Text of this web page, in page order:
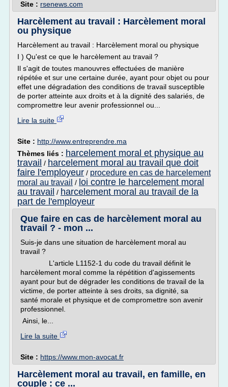
Site : rsenews.com
Harcèlement au travail : Harcèlement moral
ou physique
Harcèlement au travail : Harcèlement moral ou physique
I ) Qu'est ce que le harcèlement au travail ?
Il s'agit de toutes manouvres effectuées de manière
répétée et sur une certaine durée, ayant pour objet ou pour
effet une dégradation des conditions de travail susceptible
de porter atteinte aux droits et à la dignité des salariés, de
compromettre leur avenir professionnel ou...
Lire la suite
Site : http://www.entreprendre.ma
Thèmes liés : harcelement moral et physique au
travail / harcelement moral au travail que doit
faire l'employeur / procedure en cas de harcelement
moral au travail / loi contre le harcelement moral
au travail / harcelement moral au travail de la
part de l'employeur
Que faire en cas de harcèlement moral au
travail ? - mon ...
Suis-je dans une situation de harcèlement moral au
travail ?
L'article L1152-1 du code du travail définit le
harcèlement moral comme la répétition d'agissements
ayant pour but de dégrader les conditions de travail de la
victime, de porter atteinte à ses droits, sa dignité, sa
santé morale et physique et de compromettre son avenir
professionnel.
Ainsi, le...
Lire la suite
Site : https://www.mon-avocat.fr
Harcèlement moral au travail, en famille, en
couple : ce ...